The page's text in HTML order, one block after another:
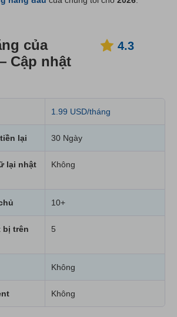
của
Cập nhật
4.3
1.99 USD/tháng
lại 30 Ngày
lại nhật
Không
10+
bị trên
5
Không
Không